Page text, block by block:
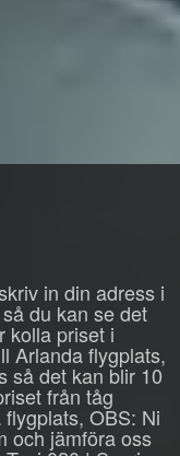
in din adress i
du kan se det
kolla priset i
Arlanda flygplats,
så det kan blir 10
från tåg
OBS: Ni
och jämföra oss